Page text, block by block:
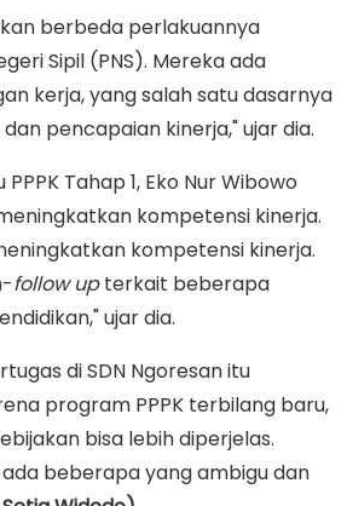
berbeda perlakuannya
Sipil (PNS). Mereka ada
kerja, yang salah satu dasarnya
pencapaian kinerja," ujar dia.
Tahap 1, Eko Nur Wibowo
kompetensi kinerja.
kompetensi kinerja.
follow upterkait beberapa
ujar dia.
di SDN Ngoresan itu
program PPPK terbilang baru,
bisa lebih diperjelas.
beberapa yang ambigu dan